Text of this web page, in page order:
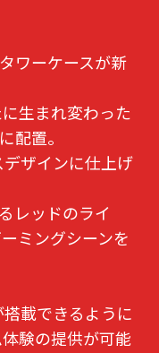
ワーケースが新
生まれ変わった
配置。
ザインに仕上げ
レッドのライ
ミングシーンを
載できるように
験の提供が可能